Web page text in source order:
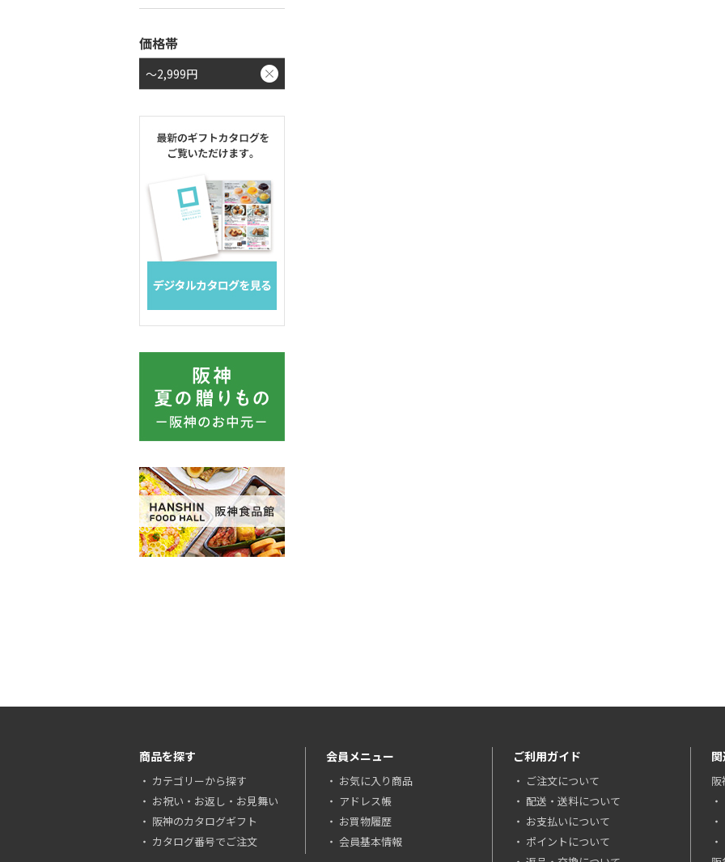
価格帯
～2,999円
商品を探す
カテゴリーから探す
お祝い・お返し・お見舞い
阪神のカタログギフト
カタログ番号でご注文
会員メニュー
お気に入り商品
アドレス帳
お買物履歴
会員基本情報
ご利用ガイド
ご注文について
配送・送料について
お支払いについて
ポイントについて
阪